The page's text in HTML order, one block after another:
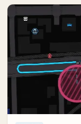
子两项任务，全
体奖励通关全部
获取意向家具、